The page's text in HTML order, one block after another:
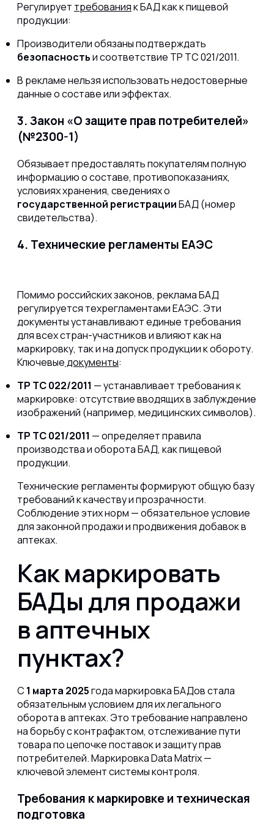
Регулирует требованияк БАД как к пищевой
продукции:
Производители обязаны подтверждать
безопасностьи соответствие ТР ТС 021/2011.
В рекламе нельзя использовать недостоверные
данные о составе или эффектах.
3. Закон «О защите прав потребителей»
(№2300-1)
Обязывает предоставлять покупателям полную
информацию о составе, противопоказаниях,
условиях хранения, сведениях о
государственной регистрацииБАД (номер
свидетельства).
4. Технические регламенты ЕАЭС
Помимо российских законов, реклама БАД
регулируется техрегламентами ЕАЭС. Эти
документы устанавливают единые требования
для всех стран-участников и влияют как на
маркировку, так и на допуск продукции к обороту.
Ключевыедокументы:
ТР ТС 022/2011 — устанавливает требования к
маркировке: отсутствие вводящих в заблуждение
изображений (например, медицинских символов).
ТР ТС 021/2011 — определяет правила
производства и оборота БАД, как пищевой
продукции.
Технические регламенты формируют общую базу
требований к качеству и прозрачности.
Соблюдение этих норм — обязательное условие
для законной продажи и продвижения добавок в
аптеках.
Как маркировать
БАДы для продажи
в аптечных
пунктах?
С 1 марта 2025года маркировка БАДов стала
обязательным условием для их легального
оборота в аптеках. Это требование направлено
на борьбу с контрафактом, отслеживание пути
товара по цепочке поставок и защиту прав
потребителей. Маркировка Data Matrix —
ключевой элемент системы контроля.
Требования к маркировке и техническая
подготовка